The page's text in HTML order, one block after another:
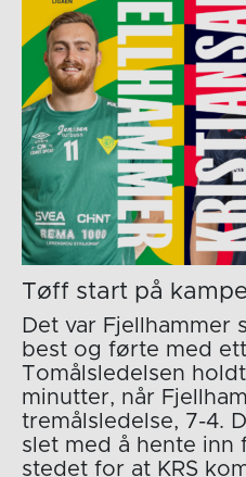
Tøff start på
Det var Fjellhammer
best og førte med
Tomålsledelsen
minutter, når
tremålsledelse, 7-4.
slet med å hente inn
stedet for at KRS